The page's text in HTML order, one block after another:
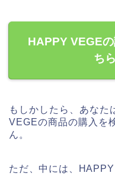
HAPPY VEGE
ち
もしかしたら、あなた
VEGEの商品の購入を
ん。
ただ、中には、